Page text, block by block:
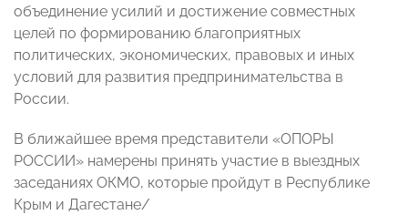
объединение усилий и достижение совместных
целей по формированию благоприятных
политических, экономических, правовых и иных
условий для развития предпринимательства в
России.
В ближайшее время представители «ОПОРЫ
РОССИИ» намерены принять участие в выездных
заседаниях ОКМО, которые пройдут в Республике
Крым и Дагестане/